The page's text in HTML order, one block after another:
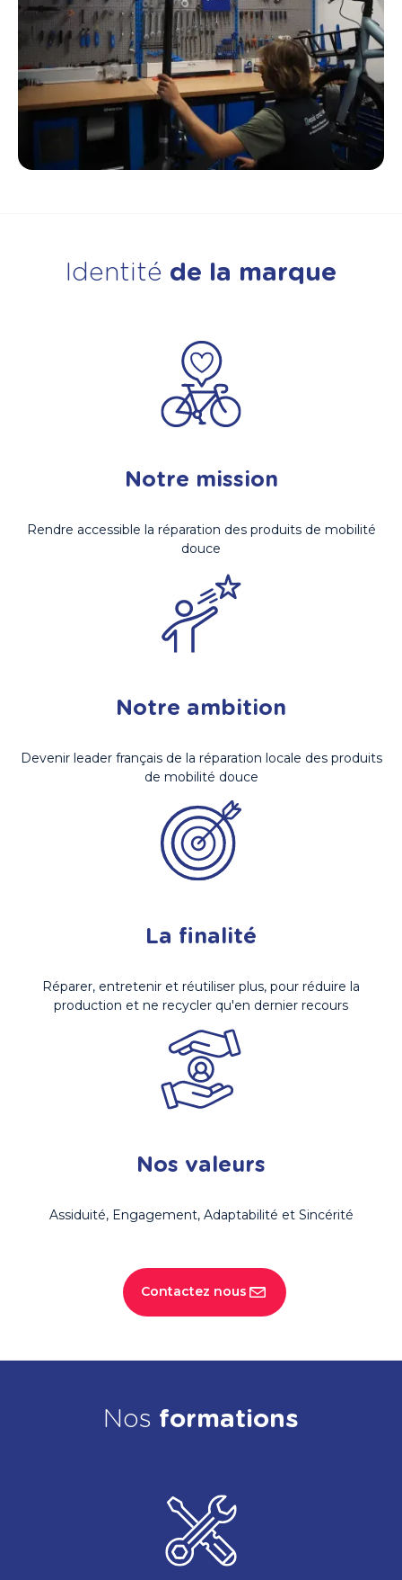
Identité de la marque
Notre mission
Rendre accessible la réparation des produits de mobilité
douce
Notre ambition
Devenir leader français de la réparation locale des produits
de mobilité douce
La finalité
Réparer, entretenir et réutiliser plus, pour réduire la
production et ne recycler qu'en dernier recours
Nos valeurs
Assiduité, Engagement, Adaptabilité et Sincérité
Contactez nous
Nos formations